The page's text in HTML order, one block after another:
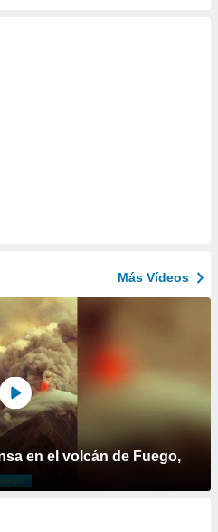
Más Vídeos
en el volcán de Fuego,